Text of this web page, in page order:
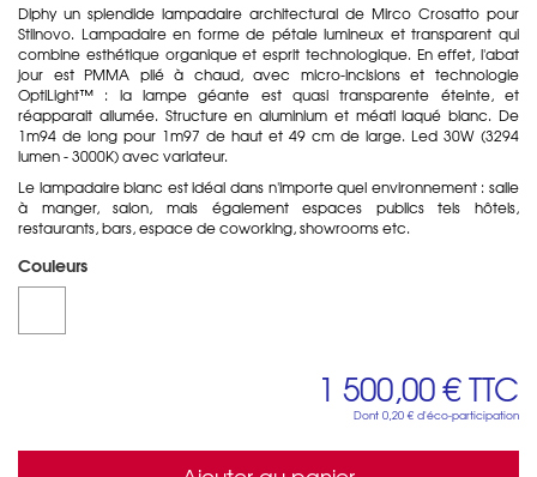
Diphy un splendide lampadaire architectural de Mirco Crosatto pour
Stilnovo. Lampadaire en forme de pétale lumineux et transparent qui
combine esthétique organique et esprit technologique. En effet, l'abat
jour est PMMA plié à chaud, avec micro-incisions et technologie
OptiLight™ : la lampe géante est quasi transparente éteinte, et
réapparait allumée. Structure en aluminium et méatl laqué blanc. De
1m94 de long pour 1m97 de haut et 49 cm de large. Led 30W (3294
lumen - 3000K) avec variateur.
Le lampadaire blanc est idéal dans n'importe quel environnement : salle
à manger, salon, mais également espaces publics tels hôtels,
restaurants, bars, espace de coworking, showrooms etc.
Couleurs
1 500,00 €TTC
Dont 0,20 € d'éco-participation